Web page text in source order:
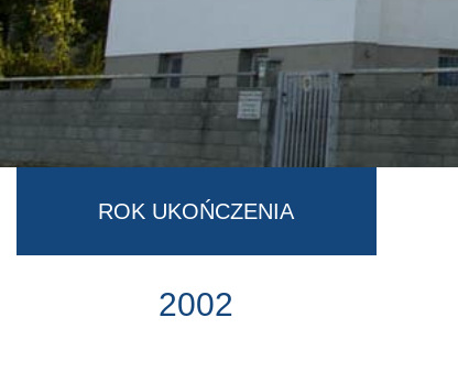
ROK UKOŃCZENIA
2002